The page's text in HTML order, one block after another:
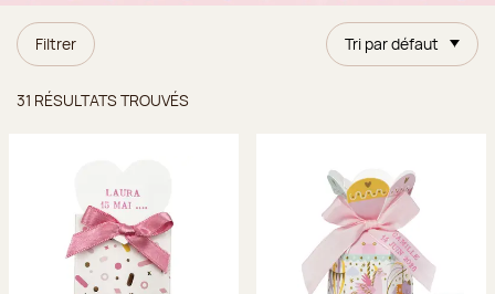
Filtrer Tri par défaut
31 RÉSULTATS TROUVÉS